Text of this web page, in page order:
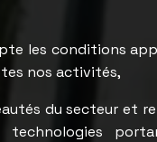
les conditions
nos activités,
du secteur et
technologies